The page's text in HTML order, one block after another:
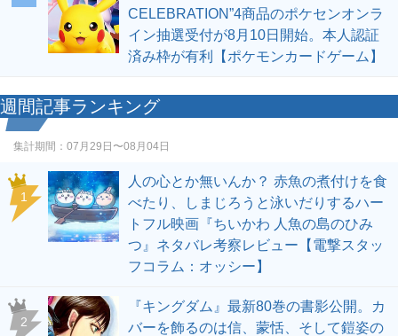
CELEBRATION”4商品のポケセンオンラ
イン抽選受付が8月10日開始。本人認証
済み枠が有利【ポケモンカードゲーム】
週間記事ランキング
集計期間： 07月29日〜08月04日
1
人の心とか無いんか？ 赤魚の煮付けを食
べたり、しまじろうと泳いだりするハー
トフル映画『ちいかわ 人魚の島のひみ
つ』ネタバレ考察レビュー【電撃スタッ
フコラム：オッシー】
2
『キングダム』最新80巻の書影公開。カ
バーを飾るのは信、蒙恬、そして鎧姿の